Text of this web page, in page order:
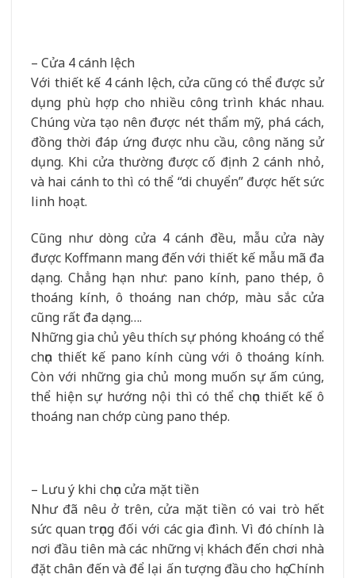
– Cửa 4 cánh lệch
Với thiết kế 4 cánh lệch, cửa cũng có thể được sử
dụng phù hợp cho nhiều công trình khác nhau.
Chúng vừa tạo nên được nét thẩm mỹ, phá cách,
đồng thời đáp ứng được nhu cầu, công năng sử
dụng. Khi cửa thường được cố định 2 cánh nhỏ,
và hai cánh to thì có thể “di chuyển” được hết sức
linh hoạt.
Cũng như dòng cửa 4 cánh đều, mẫu cửa này
được Koffmann mang đến với thiết kế mẫu mã đa
dạng. Chẳng hạn như: pano kính, pano thép, ô
thoáng kính, ô thoáng nan chớp, màu sắc cửa
cũng rất đa dạng….
Những gia chủ yêu thích sự phóng khoáng có thể
chọn thiết kế pano kính cùng với ô thoáng kính.
Còn với những gia chủ mong muốn sự ấm cúng,
thể hiện sự hướng nội thì có thể chọn thiết kế ô
thoáng nan chớp cùng pano thép.
– Lưu ý khi chọn cửa mặt tiền
Như đã nêu ở trên, cửa mặt tiền có vai trò hết
sức quan trọng đối với các gia đình. Vì đó chính là
nơi đầu tiên mà các những vị khách đến chơi nhà
đặt chân đến và để lại ấn tượng đầu cho họ. Chính